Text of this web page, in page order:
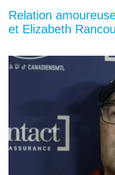
Relation
et Elizabeth